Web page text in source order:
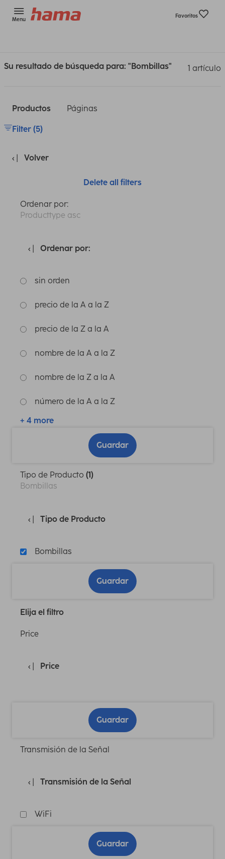
Menu
Favoritos
Su resultado de búsqueda para: "Bombillas" 1 artículo
Productos Páginas
Filter (5)
Volver
Delete all filters
Ordenar por:
Producttype asc
Ordenar por:
sin orden
precio de la A a la Z
precio de la Z a la A
nombre de la A a la Z
nombre de la Z a la A
número de la A a la Z
+ 4 more
Guardar
Tipo de Producto (1)
Bombillas
Tipo de Producto
Bombillas
Guardar
Elija el filtro
Price
Price
Guardar
Transmisión de la Señal
Transmisión de la Señal
WiFi
Guardar